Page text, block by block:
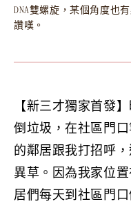
DNA雙螺旋，某個角度也
讚嘆。
【新三才獨家首發
倒垃圾，在社區門
的鄰居跟我打招呼
異草。因為我家位
居們每天到社區門